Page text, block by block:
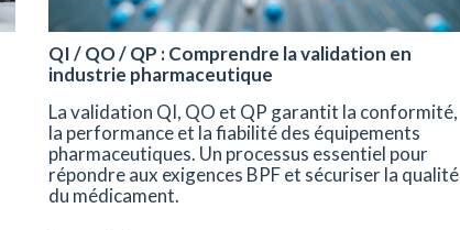
QI / QO / QP : Comprendre la validation en
industrie pharmaceutique
La validation QI, QO et QP garantit la conformité,
la performance et la fiabilité des équipements
pharmaceutiques. Un processus essentiel pour
répondre aux exigences BPF et sécuriser la qualité
du médicament.